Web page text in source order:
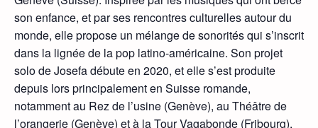
son enfance, et par ses rencontres culturelles autour du
monde, elle propose un mélange de sonorités qui s’inscrit
dans la lignée de la pop latino-américaine. Son projet
solo de Josefa débute en 2020, et elle s’est produite
depuis lors principalement en Suisse romande,
notamment au Rez de l’usine (Genève), au Théâtre de
l’orangerie (Genève) et à la Tour Vagabonde (Fribourg).